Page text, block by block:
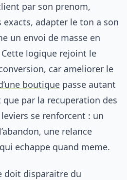
par son prenom,
adapter le ton a son
un envoi de masse en
logique rejoint le
car ameliorer le
boutique passe autant
que par la recuperation des
se renforcent : un
une relance
echappe quand meme.
doit disparaitre du